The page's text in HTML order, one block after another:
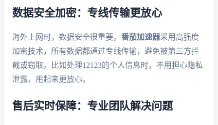
数据安全加密：专线传输更放心
海外上网时，数据安全很重要。 番茄加速器采用高强度
加密技术，所有数据都通过专线传输，避免被第三方拦
截或窃取。比如处理12123的个人信息时，不用担心隐私
泄露，用起来更放心。
售后实时保障：专业团队解决问题